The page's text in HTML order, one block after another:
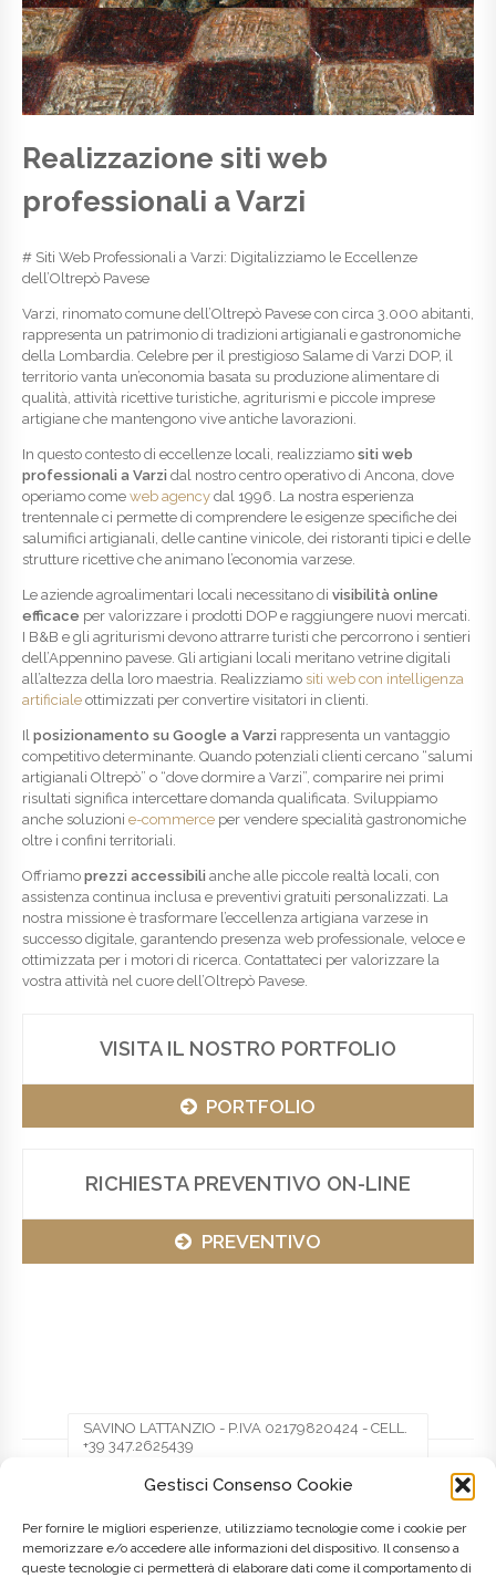
Gestisci Consenso Cookie
Per fornire le migliori esperienze, utilizziamo tecnologie come i cookie per
memorizzare e/o accedere alle informazioni del dispositivo. Il consenso a
queste tecnologie ci permetterà di elaborare dati come il comportamento di
Realizzazione siti web
professionali a Varzi
# Siti Web Professionali a Varzi: Digitalizziamo le Eccellenze
dell’Oltrepò Pavese
Varzi, rinomato comune dell’Oltrepò Pavese con circa 3.000 abitanti,
rappresenta un patrimonio di tradizioni artigianali e gastronomiche
della Lombardia. Celebre per il prestigioso Salame di Varzi DOP, il
territorio vanta un’economia basata su produzione alimentare di
qualità, attività ricettive turistiche, agriturismi e piccole imprese
artigiane che mantengono vive antiche lavorazioni.
In questo contesto di eccellenze locali, realizziamo siti web
professionali a Varzi dal nostro centro operativo di Ancona, dove
operiamo come web agency dal 1996. La nostra esperienza
trentennale ci permette di comprendere le esigenze specifiche dei
salumifici artigianali, delle cantine vinicole, dei ristoranti tipici e delle
strutture ricettive che animano l’economia varzese.
Le aziende agroalimentari locali necessitano di visibilità online
efficace per valorizzare i prodotti DOP e raggiungere nuovi mercati.
I B&B e gli agriturismi devono attrarre turisti che percorrono i sentieri
dell’Appennino pavese. Gli artigiani locali meritano vetrine digitali
all’altezza della loro maestria. Realizziamo siti web con intelligenza
artificiale ottimizzati per convertire visitatori in clienti.
Il posizionamento su Google a Varzi rappresenta un vantaggio
competitivo determinante. Quando potenziali clienti cercano “salumi
artigianali Oltrepò” o “dove dormire a Varzi”, comparire nei primi
risultati significa intercettare domanda qualificata. Sviluppiamo
anche soluzioni e-commerce per vendere specialità gastronomiche
oltre i confini territoriali.
Offriamo prezzi accessibili anche alle piccole realtà locali, con
assistenza continua inclusa e preventivi gratuiti personalizzati. La
nostra missione è trasformare l’eccellenza artigiana varzese in
successo digitale, garantendo presenza web professionale, veloce e
ottimizzata per i motori di ricerca. Contattateci per valorizzare la
vostra attività nel cuore dell’Oltrepò Pavese.
VISITA IL NOSTRO PORTFOLIO
PORTFOLIO
RICHIESTA PREVENTIVO ON-LINE
PREVENTIVO
SAVINO LATTANZIO - P.IVA 02179820424 - CELL.
+39 347.2625439
Facebook Twitter Pinterest
LinkedIn